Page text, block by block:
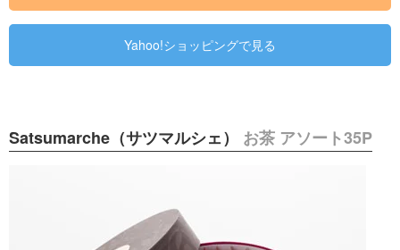
Yahoo!ショッピングで見る
Satsumarche（サツマルシェ） お茶 アソート35P